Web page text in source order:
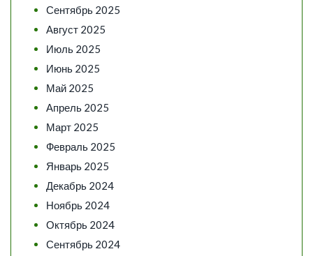
Сентябрь 2025
Август 2025
Июль 2025
Июнь 2025
Май 2025
Апрель 2025
Март 2025
Февраль 2025
Январь 2025
Декабрь 2024
Ноябрь 2024
Октябрь 2024
Сентябрь 2024